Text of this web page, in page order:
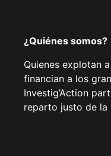
¿Quiénes somos?
Quienes explotan
financian a los
Investig’Action
reparto justo de la